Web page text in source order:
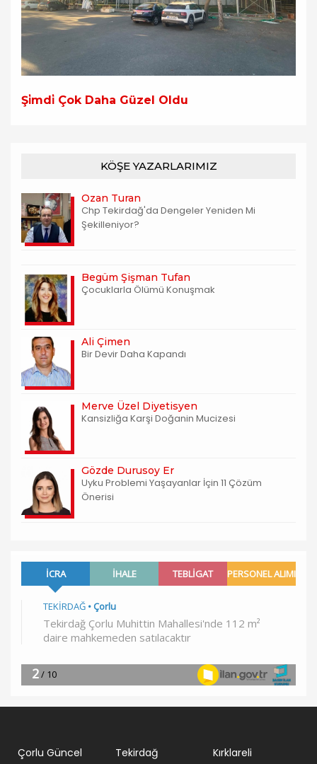
Şi̇mdi̇ Çok Daha Güzel Oldu
KÖŞE YAZARLARIMIZ
Ozan Turan
Chp Tekirdağ'da Dengeler Yeniden Mi
Şekilleniyor?
Begüm Şişman Tufan
Çocuklarla Ölümü Konuşmak
Ali Çimen
Bir Devir Daha Kapandı
Merve Üzel Diyetisyen
Kansizliğa Karşi Doğanin Mucizesi
Gözde Durusoy Er
Uyku Problemi Yaşayanlar İçin 11 Çözüm
Önerisi
Çorlu Güncel Tekirdağ Kırklareli